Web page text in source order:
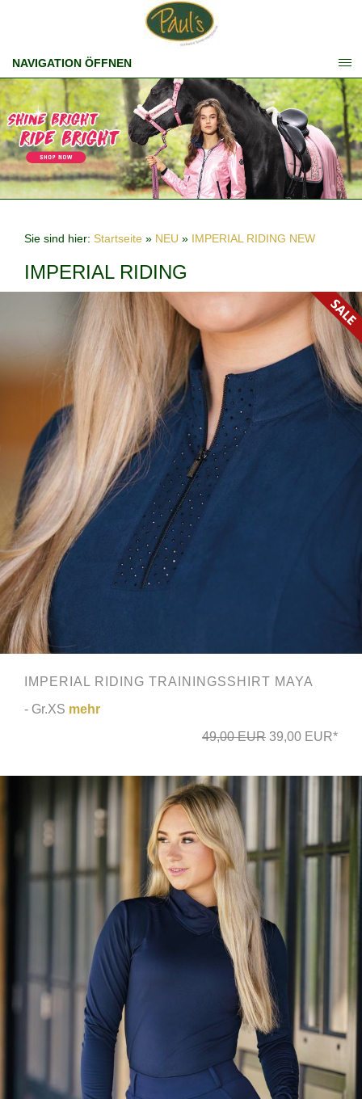
NAVIGATION ÖFFNEN
Sie sind hier: Startseite » NEU » IMPERIAL RIDING NEW
IMPERIAL RIDING
IMPERIAL RIDING TRAININGSSHIRT MAYA
- Gr.XS mehr
49,00 EUR 39,00 EUR*